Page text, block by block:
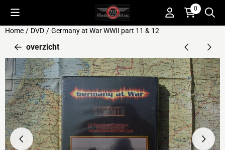
Cookievoorkeuren zijn beschikbaar. Kies instellingen of sta alle
0
Home / DVD / Germany at War WWII part 11 & 12
overzicht